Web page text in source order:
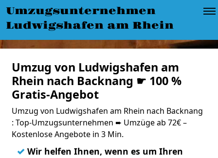
Umzugsunternehmen
Ludwigshafen am Rhein
Umzug von Ludwigshafen am
Rhein nach Backnang ☛ 100 %
Gratis-Angebot
Umzug von Ludwigshafen am Rhein nach Backnang
: Top-Umzugsunternehmen ➨ Umzüge ab 72€ –
Kostenlose Angebote in 3 Min.
✓ Wir helfen Ihnen, wenn es um Ihren